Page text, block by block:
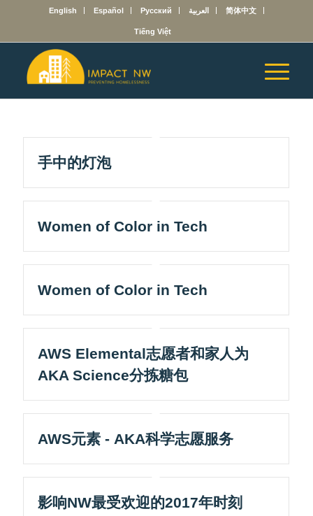
English Español Русский العربية 简体中文
Tiếng Việt
手中的灯泡
Women of Color in Tech
Women of Color in Tech
AWS Elemental志愿者和家人为
AKA Science分拣糖包
AWS元素 - AKA科学志愿服务
影响NW最受欢迎的2017年时刻